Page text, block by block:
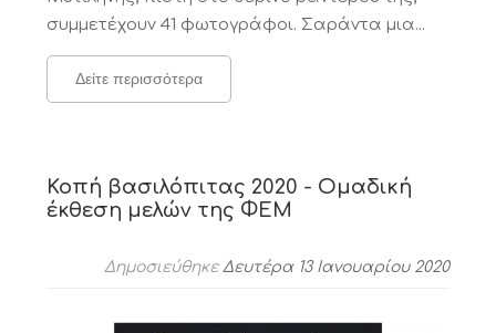
συμμετέχουν 41 φωτογράφοι. Σαράντα μια...
Δείτε περισσότερα
Κοπή βασιλόπιτας 2020 - Ομαδική
έκθεση μελών της ΦΕΜ
ΔημοσιεύθηκεΔευτέρα 13 Ιανουαρίου 2020